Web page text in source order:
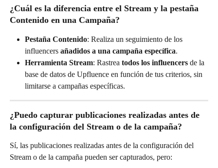
¿Cuál es la diferencia entre el Stream y la pestaña
Contenido en una Campaña?
Pestaña Contenido: Realiza un seguimiento de los
influencers añadidos a una campaña específica.
Herramienta Stream: Rastrea todos los influencers de la
base de datos de Upfluence en función de tus criterios, sin
limitarse a campañas específicas.
¿Puedo capturar publicaciones realizadas antes de
la configuración del Stream o de la campaña?
Sí, las publicaciones realizadas antes de la configuración del
Stream o de la campaña pueden ser capturados, pero: